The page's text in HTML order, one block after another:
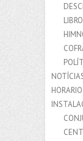
HORARIO